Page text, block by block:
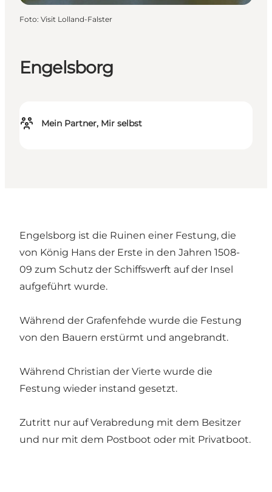
Engelsborg
Mein Partner, Mir selbst
Foto: Visit Lolland-Falster
Engelsborg ist die Ruinen einer Festung, die
von König Hans der Erste in den Jahren 1508-
09 zum Schutz der Schiffswerft auf der Insel
aufgeführt wurde.
Während der Grafenfehde wurde die Festung
von den Bauern erstürmt und angebrandt.
Während Christian der Vierte wurde die
Festung wieder instand gesetzt.
Zutritt nur auf Verabredung mit dem Besitzer
und nur mit dem Postboot oder mit Privatboot.